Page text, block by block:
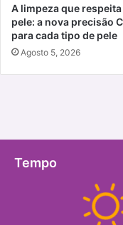
A limpeza que respeita
pele: a nova precisão
para cada tipo de pele
Agosto 5, 2026
Tempo